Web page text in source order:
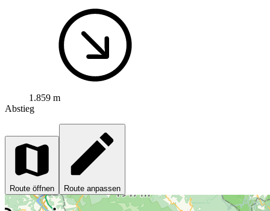
1.859 m
Abstieg
Route öffnen Route anpassen